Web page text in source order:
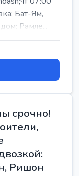
Бат-Ям,
Рамле...
срочно!
Ришон